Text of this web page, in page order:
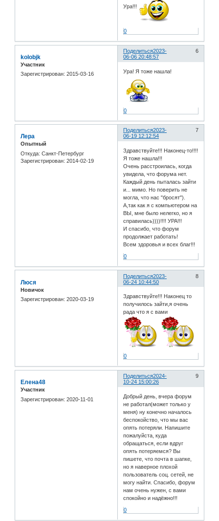
Ура!!!
0
Поделиться 6
2023-
06-06 20:48:57
kolobjk
Участник
Зарегистрирован: 2015-03-16 Ура! Я тоже нашла!
0
Поделиться 7
2023-
06-19 12:12:54
Лера
Опытный
Откуда: Санкт-Петербург
Зарегистрирован: 2014-02-19
Здравствуйте!!! Наконец-то!!!!
Я тоже нашла!!!
Очень расстроилась, когда
увидела, что форума нет.
Каждый день пыталась зайти
и... мимо. Но поверить не
могла, что нас "бросят").
А,так как я с компьютером на
ВЫ, мне было нелегко, но я
справилась))))!!!! УРА!!!
И спасибо, что форум
продолжает работать!
Всем здоровья и всех благ!!!
0
Поделиться 8
2023-
06-24 10:44:50
Люся
Новичок
Зарегистрирован: 2020-03-19
Здравствуйте!!! Наконец то
получилось зайти,я очень
рада что я с вами
0
Поделиться 9
2024-
10-24 15:00:26
Елена48
Участник
Зарегистрирован: 2020-11-01
Добрый день, вчера форум
не работал(может только у
меня) ну конечно началось
беспокойство, что мы вас
опять потеряли. Напишите
пожалуйста, куда
обращаться, если вдруг
опять потеряемся? Вы
пишете, что почта в шапке,
но я наверное плохой
пользователь соц. сетей, не
могу найти. Спасибо, форум
нам очень нужен, с вами
спокойно и надёжно!!!
0